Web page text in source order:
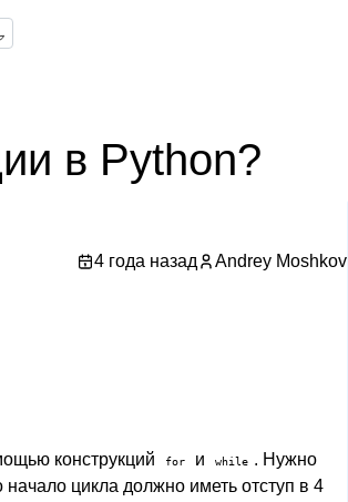
в Python?
4 года назад Andrey Moshkov
конструкций for и while . Нужно
начало цикла должно иметь отступ в 4